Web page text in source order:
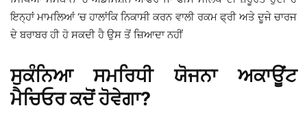
ਇਨ੍ਹਾਂ ਮਾਮਲਿਆਂ ‘ਚ ਹਾਲਾਂਕਿ ਨਿਕਾਸੀ ਕਰਨ ਵਾਲੀ ਰਕਮ ਫ੍ਰੀ ਅਤੇ ਦੂਜੇ ਚਾਰਜ
ਦੇ ਬਰਾਬਰ ਹੀ ਹੋ ਸਕਦੀ ਹੈ ਉਸ ਤੋਂ ਜ਼ਿਆਦਾ ਨਹੀਂ
ਸੁਕੰਨਿਆ ਸਮਰਿਧੀ ਯੋਜਨਾ ਅਕਾਊਂਟ
ਮੈਚਿਓਰ ਕਦੋਂ ਹੋਵੇਗਾ?